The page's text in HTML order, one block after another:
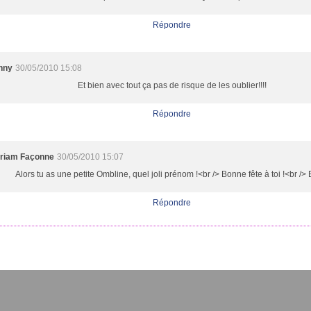
Répondre
30/05/2010 15:08
Et bien avec tout ça pas de risque de les oublier!!!!
Répondre
Façonne 30/05/2010 15:07
Alors tu as une petite Ombline, quel joli prénom !<br /> Bonne fête à toi !<br />
Répondre